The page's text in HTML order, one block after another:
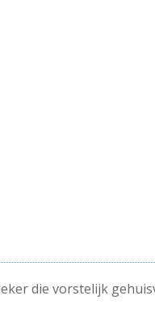
die vorstelijk